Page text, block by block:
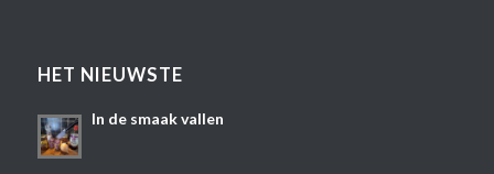
HET NIEUWSTE
In de smaak vallen